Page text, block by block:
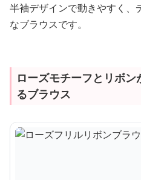
半袖デザインで動きやすく、
なブラウスです。
ローズモチーフとリボン
るブラウス